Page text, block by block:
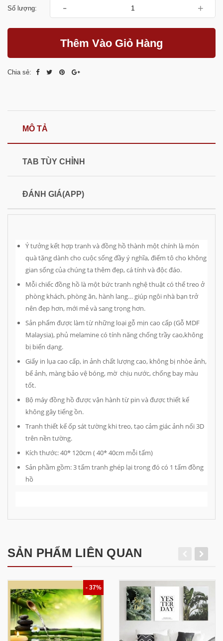
Số lượng: - +
Thêm Vào Giỏ Hàng
Chia sẻ:
MÔ TẢ
TAB TÙY CHỈNH
ĐÁNH GIÁ(APP)
Ý tưởng kết hợp tranh và đồng hồ thành một chính là món
quà tặng dành cho cuộc sống đầy ý nghĩa, điểm tô cho không
gian sống của chúng ta thêm đẹp, cá tính và độc đáo.
Mỗi chiếc đồng hồ là một bức tranh nghệ thuật có thể treo ở
phòng khách, phòng ăn, hành lang… giúp ngôi nhà bạn trở
nên đẹp hơn, mới mẻ và sang trọng hơn.
Sản phẩm được làm từ những loại gỗ mịn cao cấp (Gỗ MDF
Malaysia), phủ melamine có tính năng chống trầy cao,không
bị biến dạng.
Giấy in lụa cao cấp, in ảnh chất lượng cao, không bị nhòe ảnh,
bể ảnh, màng bảo vệ bóng, mờ chịu nước, chống bay màu
tốt.
Bộ máy đồng hồ được vận hành từ pin và được thiết kế
không gây tiếng ồn.
Tranh thiết kế ốp sát tường khi treo, tạo cảm giác ảnh nổi 3D
trên nền tường.
Kích thước: 40* 120cm ( 40* 40cm mỗi tấm)
Sản phầm gồm: 3 tấm tranh ghép lại trong đó có 1 tấm đồng
hồ
SẢN PHẨM LIÊN QUAN
- 37%